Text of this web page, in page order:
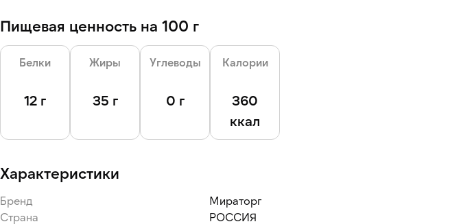
Пищевая ценность на 100 г
Белки
12 г
Жиры
35 г
Углеводы
0 г
Калории
360
ккал
Характеристики
Бренд
Мираторг
Страна
РОССИЯ